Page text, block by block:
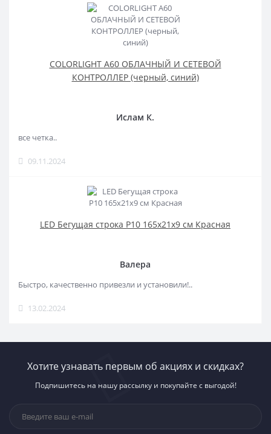
COLORLIGHT A60 ОБЛАЧНЫЙ И СЕТЕВОЙ
КОНТРОЛЛЕР (черный, синий)
Ислам К.
все четка..
09.11.2024
LED Бегущая строка Р10 165x21x9 см Красная
Валера
Быстро, качественно привезли и установили!..
13.02.2024
Хотите узнавать первым об акциях и скидках?
Подпишитесь на нашу рассылку и покупайте с выгодой!